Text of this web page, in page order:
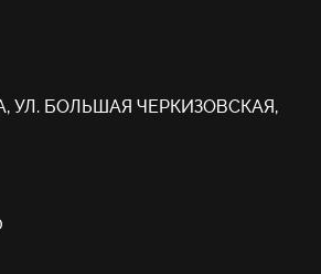
УЛ. БОЛЬШАЯ ЧЕРКИЗОВСКАЯ,